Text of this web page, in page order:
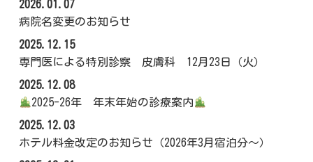
2026.01.07
病院名変更のお知らせ
2025.12.15
専門医による特別診察 皮膚科 12月23日（火）
2025.12.08
2025-26年 年末年始の診療案内
2025.12.03
ホテル料金改定のお知らせ（2026年3月宿泊分～）